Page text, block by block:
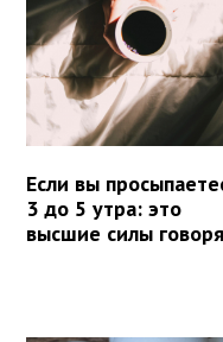
Если вы
3 до 5 утра: это
высшие силы